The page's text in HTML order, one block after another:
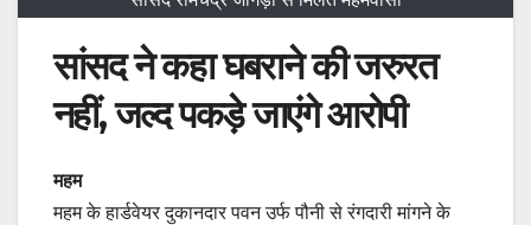
सांसद ने कहा घबराने की जरुरत
नहीं, जल्द पकड़े जाएंगे आरोपी
महम
महम के हार्डवेयर दुकानदार पवन उर्फ पौनी से रंगदारी मांगने के